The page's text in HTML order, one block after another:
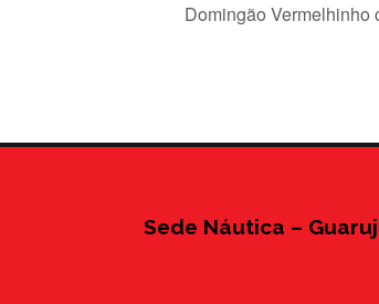
Domingão Vermelhinho
Sede Náutica –